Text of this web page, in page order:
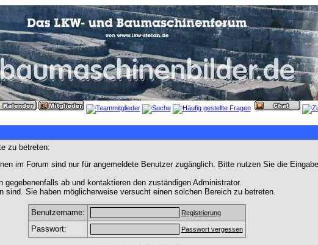
zu betreten:
im Forum sind nur für angemeldete Benutzer zugänglich. Bitte nutzen Sie die
ab und kontaktieren den zuständigen Administrator.
Sie haben möglicherweise versucht einen solchen Bereich zu betreten.
Benutzername: Registrierung
Passwort: Passwort vergessen